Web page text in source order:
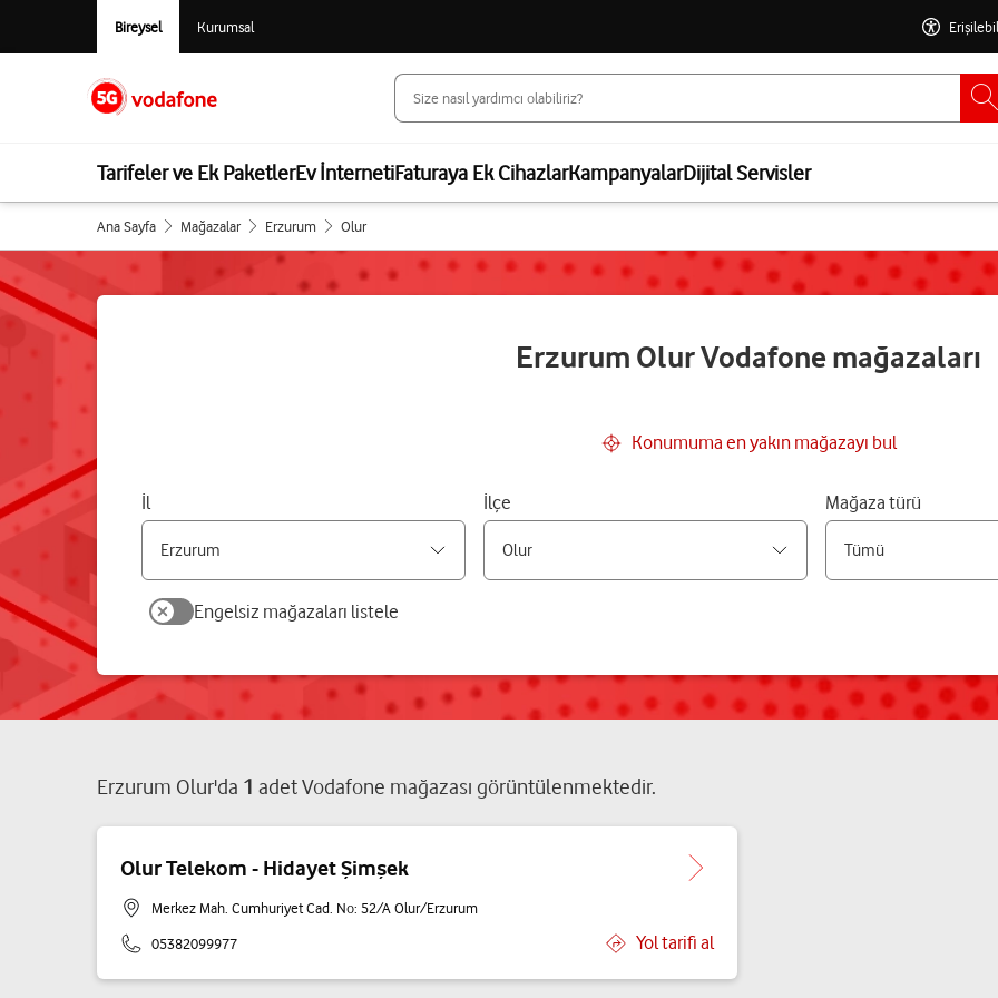
Bireysel Kurumsal
Tarifeler ve Ek PaketlerEv İnternetiFaturaya Ek CihazlarKampanyalarDijital Servisler
Ana Sayfa Mağazalar Erzurum Olur
Erzurum Olur Vodafone mağazaları
Konumuma en yakın mağazayı bul
İl İlçe Mağaza türü
Engelsiz mağazaları listele
Erzurum Olur'da 1 adetVodafone mağazası görüntülenmektedir.
Olur Telekom - Hidayet Şimşek
Merkez Mah. Cumhuriyet Cad. No: 52/A Olur/Erzurum
05382099977
Yol tarifi al